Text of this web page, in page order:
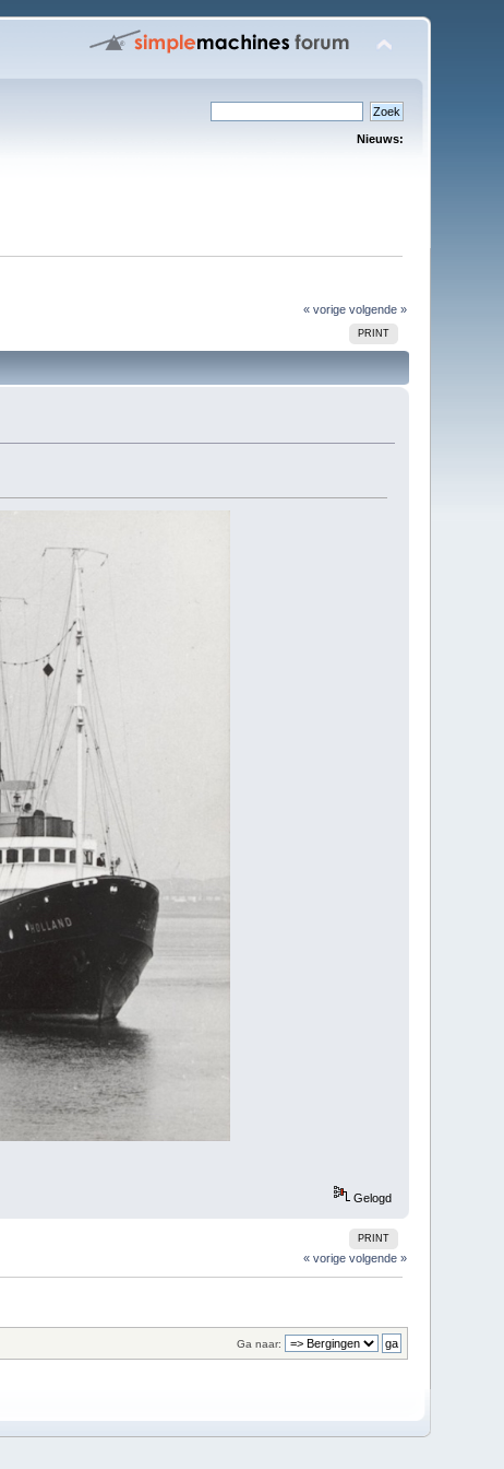
Nieuws:
« vorige volgende »
PRINT
Gelogd
PRINT
« vorige volgende »
Ga naar: